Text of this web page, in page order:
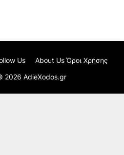
2026 AdieXodos.gr
Us About Us Όροι Χρήσης